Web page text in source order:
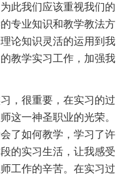
此我们应该重视我们的
专业知识和教学教法方
论知识灵活的运用到我
教学实习工作，加强我
很重要，在实习的过
这一神圣职业的光荣。
了如何教学，学习了许
的实习生活，让我感受
工作的辛苦。在实习过